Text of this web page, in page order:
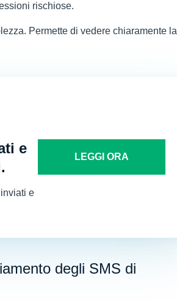
rischiose.
Permette di vedere chiaramente la
e
e
LEGGI ORA
degli SMS di